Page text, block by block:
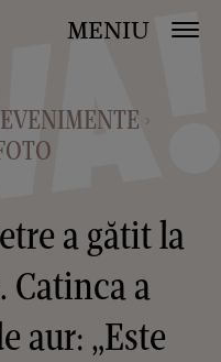
MENIU
>
a gătit la
Catinca a
aur: „Este